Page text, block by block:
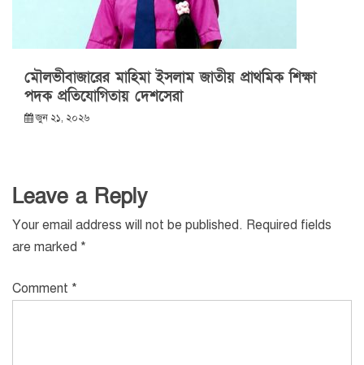
মৌলভীবাজারের মাহিমা ইসলাম জাতীয় প্রাথমিক শিক্ষা
পদক প্রতিযোগিতায় দেশসেরা
জুন ২১, ২০২৬
Leave a Reply
Your email address will not be published. Required fields
are marked *
Comment *